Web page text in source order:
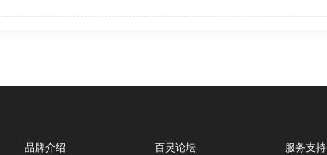
品牌介绍 百灵论坛 服务支持